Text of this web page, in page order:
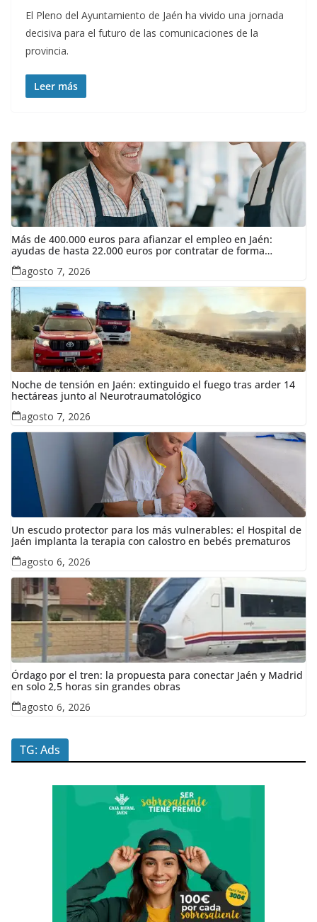
El Pleno del Ayuntamiento de Jaén ha vivido una jornada
decisiva para el futuro de las comunicaciones de la
provincia.
Leer más
Más de 400.000 euros para afianzar el empleo en Jaén:
ayudas de hasta 22.000 euros por contratar de forma
indefinida
agosto 7, 2026
Noche de tensión en Jaén: extinguido el fuego tras arder 14
hectáreas junto al Neurotraumatológico
agosto 7, 2026
Un escudo protector para los más vulnerables: el Hospital de
Jaén implanta la terapia con calostro en bebés prematuros
agosto 6, 2026
Órdago por el tren: la propuesta para conectar Jaén y Madrid
en solo 2,5 horas sin grandes obras
agosto 6, 2026
TG: Ads